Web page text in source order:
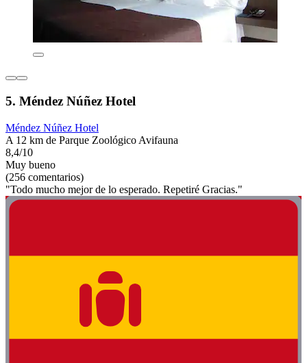
5. Méndez Núñez Hotel
Méndez Núñez Hotel
A 12 km de Parque Zoológico Avifauna
8,4/10
Muy bueno
(256 comentarios)
"Todo mucho mejor de lo esperado. Repetiré Gracias."